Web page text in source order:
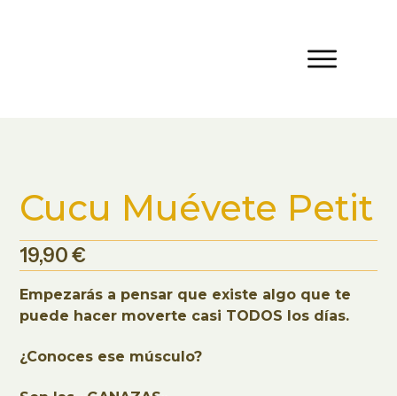
Cucu Muévete Petit
19,90€
Empezarás a pensar que existe algo que te
puede hacer moverte casi TODOS los días.
¿Conoces ese músculo?